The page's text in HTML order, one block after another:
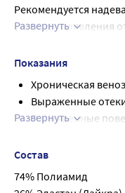
Рекомендуется
утром до появления
проверьте, чтобы
пальцах.
1. Соберите изделие
ступню. Проверьте
разглаживающими
3. Аккуратно уберите
Развернуть
Показания
Хроническая
Выраженные
Расширенные
Множественные
вмешательств
Развернуть
Состав
74% Полиамид